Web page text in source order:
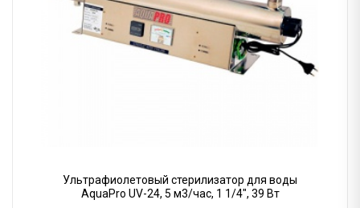
Ультрафиолетовый стерилизатор для воды
AquaPro UV-24, 5 м3/час, 1 1/4", 39 Вт